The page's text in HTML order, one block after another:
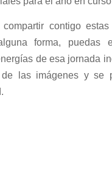
compartir contigo
forma, puedas
de esa jornada
de las imágenes y se